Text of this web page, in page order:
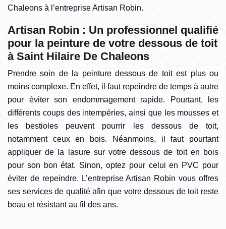
Chaleons à l’entreprise Artisan Robin.
Artisan Robin : Un professionnel qualifié
pour la peinture de votre dessous de toit
à Saint Hilaire De Chaleons
Prendre soin de la peinture dessous de toit est plus ou
moins complexe. En effet, il faut repeindre de temps à autre
pour éviter son endommagement rapide. Pourtant, les
différents coups des intempéries, ainsi que les mousses et
les bestioles peuvent pourrir les dessous de toit,
notamment ceux en bois. Néanmoins, il faut pourtant
appliquer de la lasure sur votre dessous de toit en bois
pour son bon état. Sinon, optez pour celui en PVC pour
éviter de repeindre. L’entreprise Artisan Robin vous offres
ses services de qualité afin que votre dessous de toit reste
beau et résistant au fil des ans.